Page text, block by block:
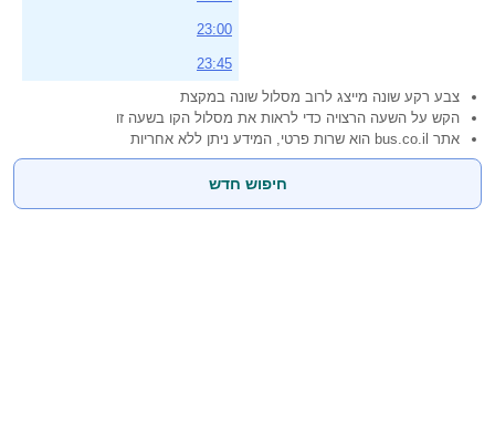
23:00
23:45
צבע רקע שונה מייצג לרוב מסלול שונה במקצת
הקש על השעה הרצויה כדי לראות את מסלול הקו בשעה זו
אתר bus.co.il הוא שרות פרטי, המידע ניתן ללא אחריות
חיפוש חדש